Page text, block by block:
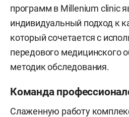
программ в Millenium clinic
индивидуальный подход к
который сочетается с
передового медицинского
методик обследования.
Команда
Слаженную работу